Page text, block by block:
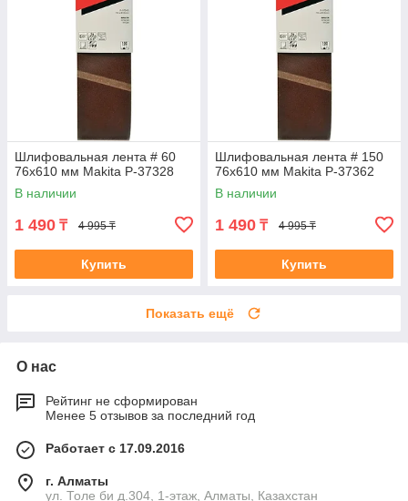
Шлифовальная лента # 60
76x610 мм Makita P-37328
В наличии
1 490 ₸ 4 995 ₸
Купить
Шлифовальная лента # 150
76x610 мм Makita P-37362
В наличии
1 490 ₸ 4 995 ₸
Купить
Показать ещё
О нас
Рейтинг не сформирован
Менее 5 отзывов за последний год
Работает с 17.09.2016
г. Алматы
ул. Толе би д.304, 1-этаж, Алматы, Казахстан